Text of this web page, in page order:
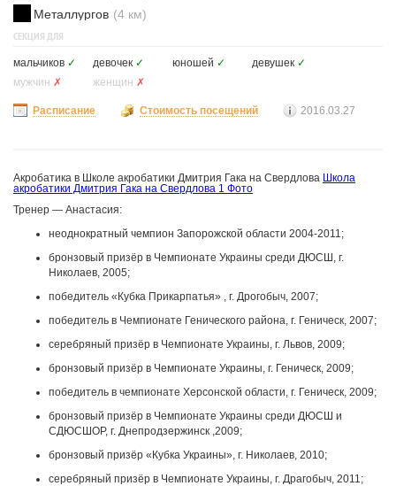
Металлургов (4 км)
СЕКЦИЯ ДЛЯ
мальчиков ✓ девочек ✓ юношей ✓ девушек ✓
мужчин ✗ женщин ✗
Расписание Стоимость посещений 2016.03.27
Акробатика в Школе акробатики Дмитрия Гака на Свердлова Школа
акробатики Дмитрия Гака на Свердлова 1 Фото
Тренер — Анастасия:
неоднократный чемпион Запорожской области 2004-2011;
бронзовый призёр в Чемпионате Украины среди ДЮСШ, г.
Николаев, 2005;
победитель «Кубка Прикарпатья» , г. Дрогобыч, 2007;
победитель в Чемпионате Генического района, г. Геническ, 2007;
серебряный призёр в Чемпионате Украины, г. Львов, 2009;
бронзовый призёр в Чемпионате Украины, г. Геническ, 2009;
победитель в чемпионате Херсонской области, г. Геническ, 2009;
бронзовый призёр в Чемпионате Украины среди ДЮСШ и
СДЮСШОР, г. Днепродзержинск ,2009;
бронзовый призёр «Кубка Украины», г. Николаев, 2010;
серебряный призёр в Чемпионате Украины, г. Драгобыч, 2011;